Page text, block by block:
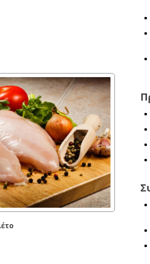
Φιλέτο στήθος γαλοπούλας